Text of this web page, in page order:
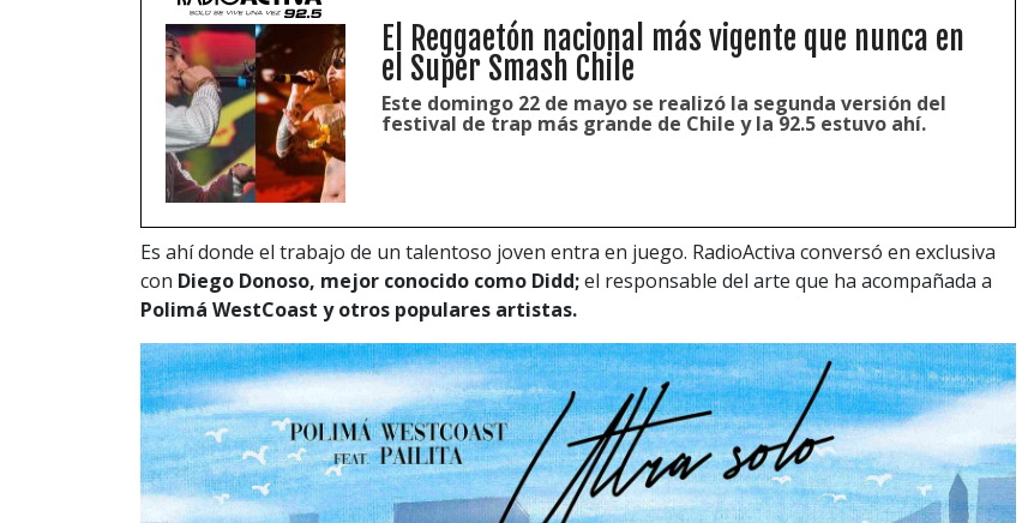
El Reggaetón nacional más vigente que nunca en
el Super Smash Chile
Este domingo 22 de mayo se realizó la segunda versión del
festival de trap más grande de Chile y la 92.5 estuvo ahí.
Es ahí donde el trabajo de un talentoso joven entra en juego. RadioActiva conversó en exclusiva
con Diego Donoso, mejor conocido como Didd;el responsable del arte que ha acompañada a
Polimá WestCoast y otros populares artistas.